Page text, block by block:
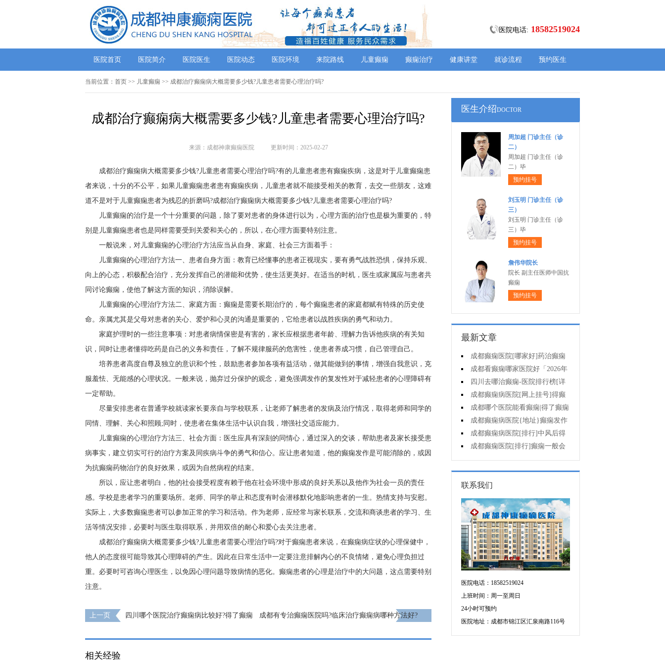
医院电话: 18582519024
医院首页 医院简介 医院医生 医院动态 医院环境 来院路线 儿童癫痫 癫痫治疗 健康讲堂 就诊流程 预约医生
当前位置： 首页 >> 儿童癫痫 >> 成都治疗癫痫病大概需要多少钱?儿童患者需要心理治疗吗?
成都治疗癫痫病大概需要多少钱?儿童患者需要心理治疗吗?
来源：成都神康癫痫医院 更新时间：2025-02-27
成都治疗癫痫病大概需要多少钱?儿童患者需要心理治疗吗?有的儿童患者患有癫痫疾病，这是对于儿童癫痫患
者来说，十分的不公平，如果儿童癫痫患者患有癫痫疾病，儿童患者就不能接受相关的教育，去交一些朋友，这难
道不是对于儿童癫痫患者为残忍的折磨吗?成都治疗癫痫病大概需要多少钱?儿童患者需要心理治疗吗?
儿童癫痫的治疗是一个十分重要的问题，除了要对患者的身体进行以为，心理方面的治疗也是极为重要的，特
别是儿童癫痫患者也是同样需要受到关爱和关心的，所以，在心理方面要特别注意。
一般说来，对儿童癫痫的心理治疗方法应当从自身、家庭、社会三方面着手：
儿童癫痫的心理治疗方法一、患者自身方面：教育已经懂事的患者正视现实，要有勇气战胜恐惧，保持乐观、
向上的心态，积极配合治疗，充分发挥自己的潜能和优势，使生活更美好。在适当的时机，医生或家属应与患者共
同讨论癫痫，使他了解这方面的知识，消除误解。
儿童癫痫的心理治疗方法二、家庭方面：癫痫是需要长期治疗的，每个癫痫患者的家庭都赋有特殊的历史使
命。亲属尤其是父母对患者的关心、爱护和心灵的沟通是重要的，它给患者以战胜疾病的勇气和动力。
家庭护理时的一些注意事项：对患者病情保密是有害的，家长应根据患者年龄、理解力告诉他疾病的有关知
识，同时让患者懂得吃药是自己的义务和责任，了解不规律服药的危害性，使患者养成习惯，自己管理自己。
培养患者高度自尊及独立的意识和个性，鼓励患者参加各项有益活动，做其能做到的事情，增强自我意识，克
服羞怯、无能感的心理状况。一般来说，抛弃过分保护的观念，避免强调发作的复发性对于减轻患者的心理障碍有
一定帮助。
尽量安排患者在普通学校就读家长要亲自与学校联系，让老师了解患者的发病及治疗情况，取得老师和同学的
同情、理解、关心和照顾;同时，使患者在集体生活中认识自我，增强社交适应能力。
儿童癫痫的心理治疗方法三、社会方面：医生应具有深刻的同情心，通过深入的交谈，帮助患者及家长接受患
病事实，建立切实可行的治疗方案及同疾病斗争的勇气和信心。应让患者知道，他的癫痫发作是可能消除的，或因
为抗癫痫药物治疗的良好效果，或因为自然病程的结束。
所以，应让患者明白，他的社会接受程度有赖于他在社会环境中形成的良好关系以及他作为社会一员的责任
感。学校是患者学习的重要场所。老师、同学的举止和态度有时会潜移默化地影响患者的一生。热情支持与安慰。
实际上，大多数癫痫患者可以参加正常的学习和活动。作为老师，应经常与家长联系，交流和商谈患者的学习、生
活等情况安排，必要时与医生取得联系，并用双倍的耐心和爱心去关注患者。
成都治疗癫痫病大概需要多少钱?儿童患者需要心理治疗吗?对于癫痫患者来说，在癫痫病症状的心理保健中，
他人的态度很可能导致其心理障碍的产生。因此在日常生活中一定要注意排解内心的不良情绪，避免心理负担过
重。必要时可咨询心理医生，以免因心理问题导致病情的恶化。癫痫患者的心理是治疗中的大问题，这点需要特别
注意。
上一页
四川哪个医院治疗癫痫病比较好?得了癫痫
成都有专治癫痫医院吗?临床治疗癫痫病哪种方法好?
相关经验
医生介绍DOCTOR
周加超 门诊主任（诊
二）
周加超 门诊主任（诊
二）毕
预约挂号
刘玉明 门诊主任（诊
三）
刘玉明 门诊主任（诊
三）毕
预约挂号
詹伟华院长
院长 副主任医师中国抗
癫痫
预约挂号
最新文章
成都癫痫医院[哪家好]药治癫痫
病怎么效果好?
成都看癫痫哪家医院好「2026年
度公布」立冬后癫痫病人应多注意
什么?
四川去哪治癫痫-医院排行榜[详
细排名]四川哪儿能有效治疗癫痫?
成都癫痫病医院[网上挂号]得癫
痫的女性母乳喂养时要注意什么?
成都哪个医院能看癫痫|得了癫痫
会有什么症状?
成都癫痫病医院{地址}癫痫发作
跟哪些因素有关?
成都癫痫病医院[排行]中风后得
的癫痫能治吗
成都癫痫医院[排行]癫痫一般会
出现哪些症状?
联系我们
医院电话：18582519024
上班时间：周一至周日
24小时可预约
医院地址：成都市锦江区汇泉南路116号